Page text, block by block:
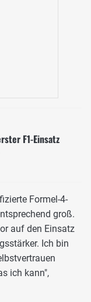
F1-Einsatz
Formel-4-
groß.
auf den Einsatz
Ich bin
ich kann",